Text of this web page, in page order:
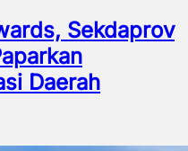
Sekdaprov
Daerah